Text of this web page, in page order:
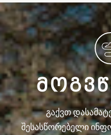
გაქვთ
შესასწორებელი